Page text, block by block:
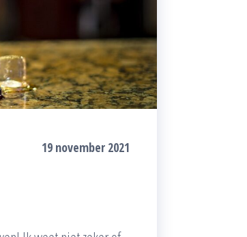
19 november 2021